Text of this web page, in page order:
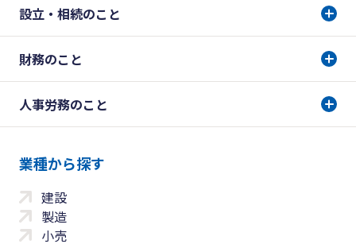
設立・相続のこと
財務のこと
人事労務のこと
業種から探す
建設
製造
小売